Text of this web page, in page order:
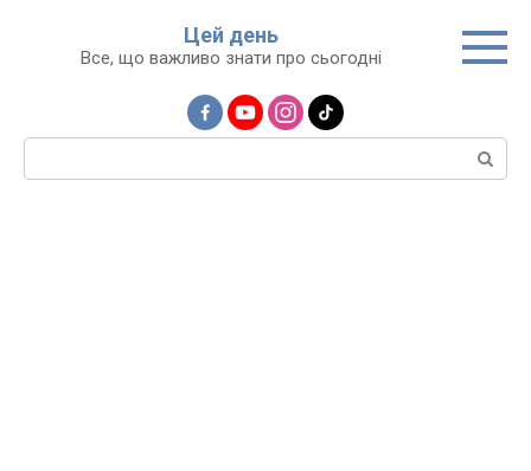
Цей день
Все, що важливо знати про сьогодні
Пошук: